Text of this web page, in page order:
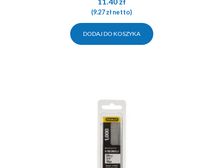
(9.27złnetto)
DODAJ DO KOSZYKA